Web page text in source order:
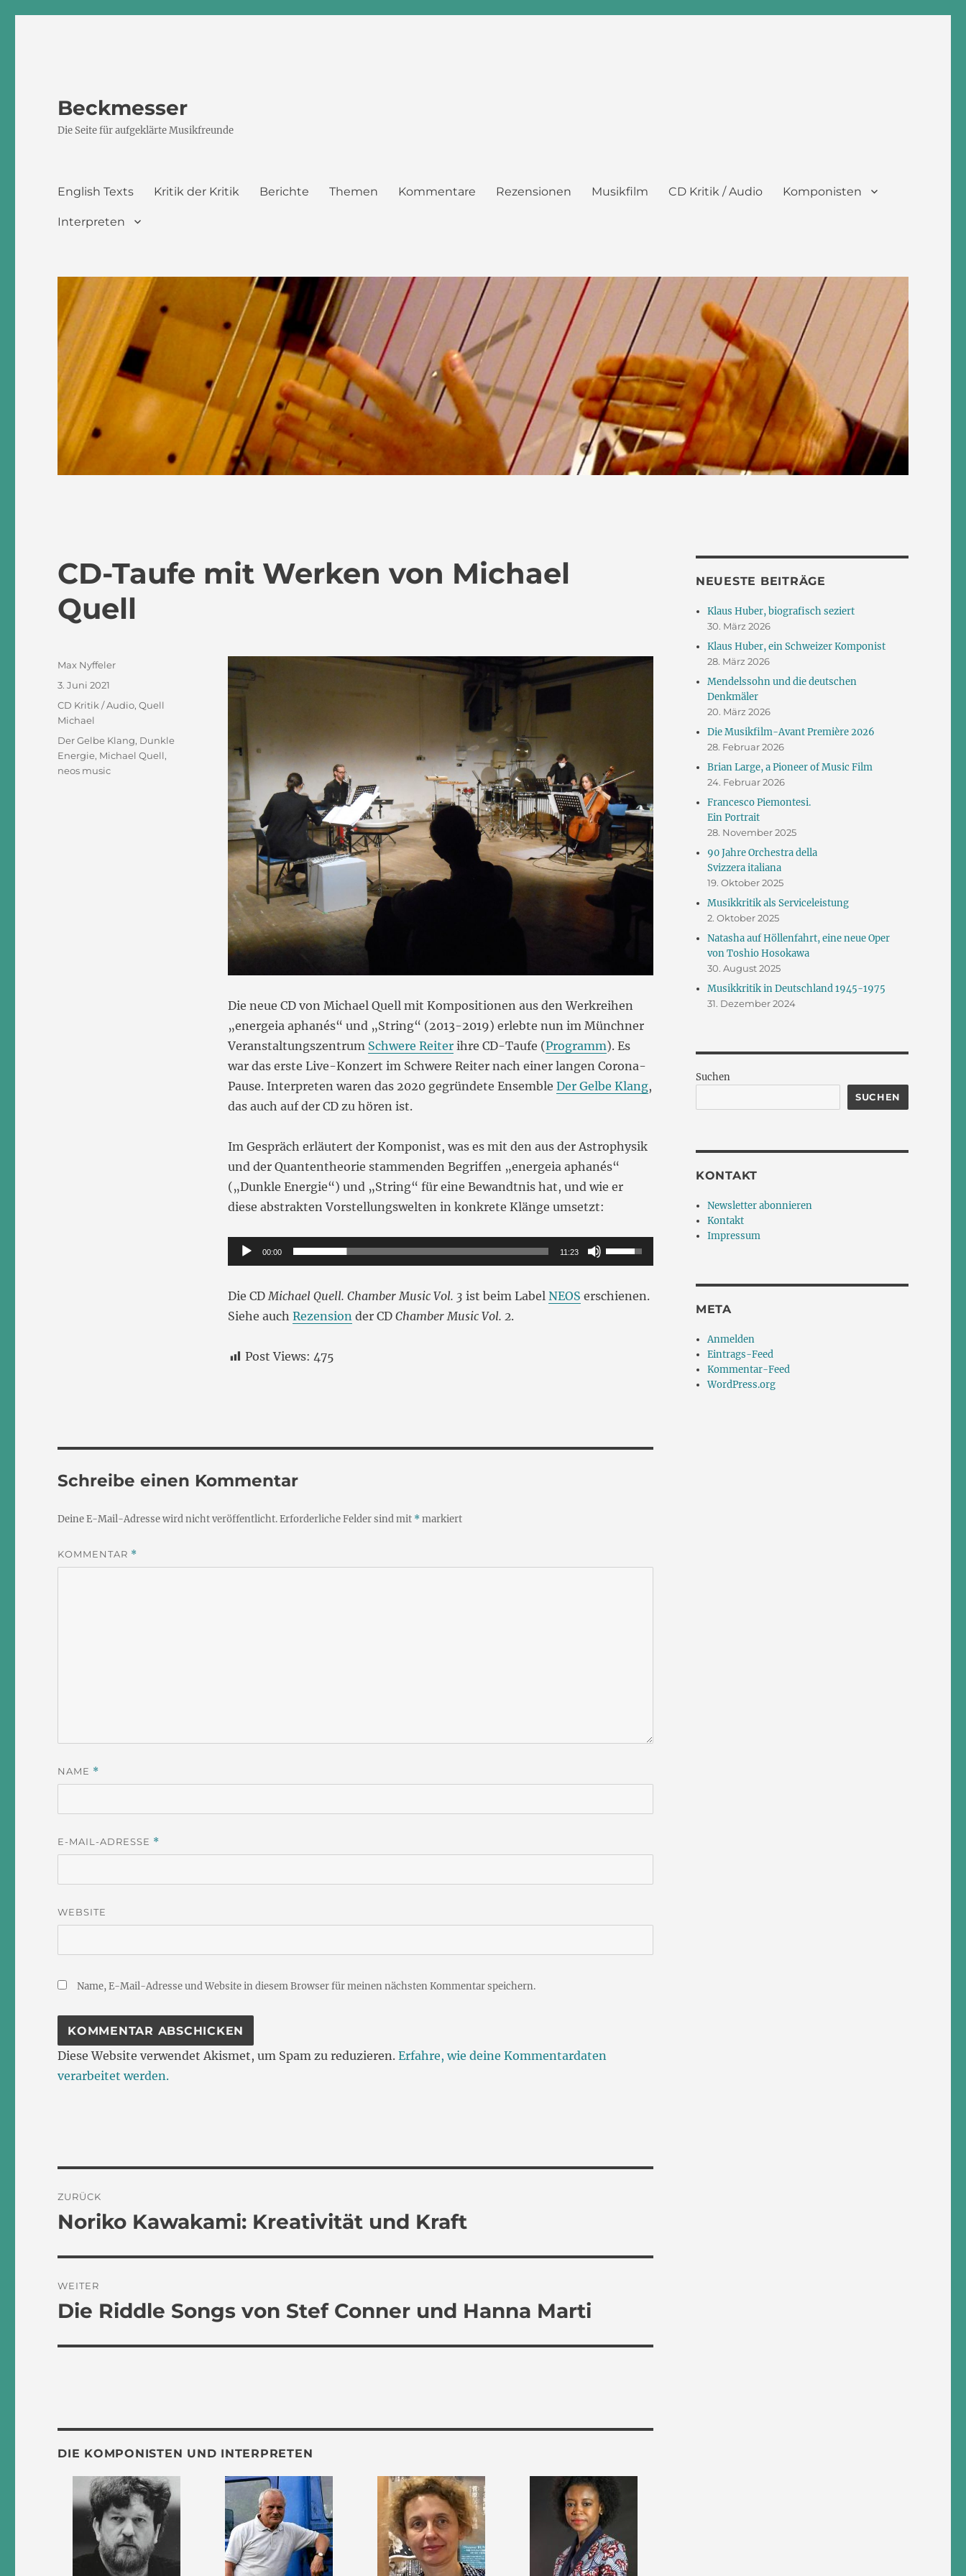
Beckmesser
Die Seite für aufgeklärte Musikfreunde
English Texts Kritik der Kritik Berichte Themen Kommentare Rezensionen Musikfilm CD Kritik / Audio Komponisten
Interpreten
CD-Taufe mit Werken von Michael
Quell
Die neue CD von Michael Quell mit Kompositionen aus den Werkreihen
„energeia aphanés“ und „String“ (2013-2019) erlebte nun im Münchner
Veranstaltungszentrum Schwere Reiterihre CD-Taufe (Programm). Es
war das erste Live-Konzert im Schwere Reiter nach einer langen Corona-
Pause. Interpreten waren das 2020 gegründete Ensemble Der Gelbe Klang,
das auch auf der CD zu hören ist.
Im Gespräch erläutert der Komponist, was es mit den aus der Astrophysik
und der Quantentheorie stammenden Begriffen „energeia aphanés“
(„Dunkle Energie“) und „String“ für eine Bewandtnis hat, und wie er
diese abstrakten Vorstellungswelten in konkrete Klänge umsetzt:
Audio-
Player
00:00 11:23
Pfeiltasten
Hoch/Runter
Die CDMichael Quell. Chamber Music Vol. 3 ist beim Label NEOS erschienen.
Siehe auch Rezensionder CD Chamber Music Vol. 2.
Post Views: 475
Autor
Max Nyffeler
Veröffentlicht
3. Juni 2021
Kategorien
CD Kritik / Audio,Quell
Michael
Schlagwörter
Der Gelbe Klang, Dunkle
Energie, Michael Quell,
neos music
Schreibe einen Kommentar
Deine E-Mail-Adresse wird nicht veröffentlicht.Erforderliche Felder sind mit *markiert
KOMMENTAR *
NAME *
E-MAIL-ADRESSE *
WEBSITE
Name, E-Mail-Adresse und Website in diesem Browser für meinen nächsten Kommentar speichern.
Diese Website verwendet Akismet, um Spam zu reduzieren.Erfahre, wie deine Kommentardaten
verarbeitet werden.
ZURÜCK
Vorheriger
Noriko Kawakami: Kreativität und Kraft
WEITER
Nächster
Die Riddle Songs von Stef Conner und Hanna Marti
DIE KOMPONISTEN UND INTERPRETEN
NEUESTE BEITRÄGE
Klaus Huber, biografisch seziert
30. März 2026
Klaus Huber, ein Schweizer Komponist
28. März 2026
Mendelssohn und die deutschen
Denkmäler
20. März 2026
Die Musikfilm-Avant Première 2026
28. Februar 2026
Brian Large, a Pioneer of Music Film
24. Februar 2026
Francesco Piemontesi.
Ein Portrait
28. November 2025
90 Jahre Orchestra della
Svizzera italiana
19. Oktober 2025
Musikkritik als Serviceleistung
2. Oktober 2025
Natasha auf Höllenfahrt, eine neue Oper
von Toshio Hosokawa
30. August 2025
Musikkritik in Deutschland 1945-1975
31. Dezember 2024
Suchen
SUCHEN
KONTAKT
Newsletter abonnieren
Kontakt
Impressum
META
Anmelden
Eintrags-Feed
Kommentar-Feed
WordPress.org